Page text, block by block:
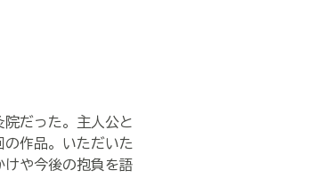
だった。主人公と
作品。いただいた
や今後の抱負を語